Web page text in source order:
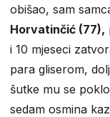
obišao, sam
Horvatinčić (77),
i 10 mjeseci
para gliserom,
šutke mu se
sedam osmina